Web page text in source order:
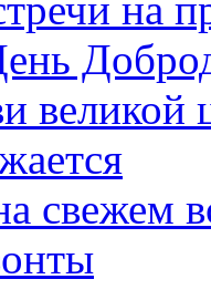
великой
свежем